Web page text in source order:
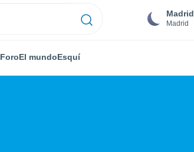
Madrid
Madrid
ForoEl mundoEsquí